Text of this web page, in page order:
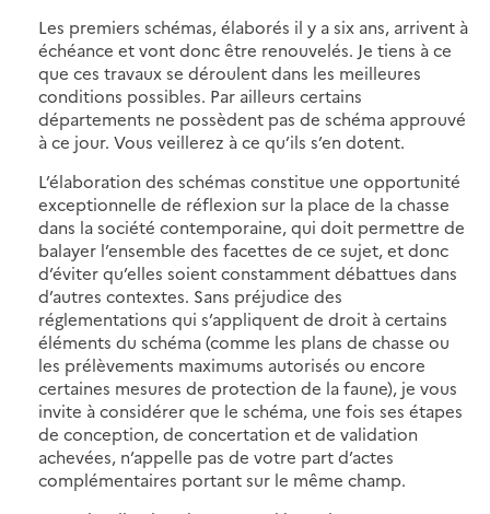
Les premiers schémas, élaborés il y a six ans, arrivent à
échéance et vont donc être renouvelés. Je tiens à ce
que ces travaux se déroulent dans les meilleures
conditions possibles. Par ailleurs certains
départements ne possèdent pas de schéma approuvé
à ce jour. Vous veillerez à ce qu’ils s’en dotent.
L’élaboration des schémas constitue une opportunité
exceptionnelle de réflexion sur la place de la chasse
dans la société contemporaine, qui doit permettre de
balayer l’ensemble des facettes de ce sujet, et donc
d’éviter qu’elles soient constamment débattues dans
d’autres contextes. Sans préjudice des
réglementations qui s’appliquent de droit à certains
éléments du schéma (comme les plans de chasse ou
les prélèvements maximums autorisés ou encore
certaines mesures de protection de la faune), je vous
invite à considérer que le schéma, une fois ses étapes
de conception, de concertation et de validation
achevées, n’appelle pas de votre part d’actes
complémentaires portant sur le même champ.